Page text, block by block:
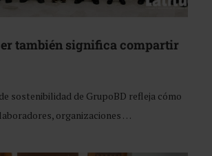
también significa compartir
sostenibilidad de GrupoBD refleja cómo
organizaciones …